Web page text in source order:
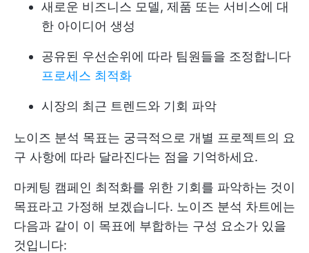
새로운 비즈니스 모델, 제품 또는 서비스에 대
한 아이디어 생성
공유된 우선순위에 따라 팀원들을 조정합니다
프로세스 최적화
시장의 최근 트렌드와 기회 파악
노이즈 분석 목표는 궁극적으로 개별 프로젝트의 요
구 사항에 따라 달라진다는 점을 기억하세요.
마케팅 캠페인 최적화를 위한 기회를 파악하는 것이
목표라고 가정해 보겠습니다. 노이즈 분석 차트에는
다음과 같이 이 목표에 부합하는 구성 요소가 있을
것입니다: